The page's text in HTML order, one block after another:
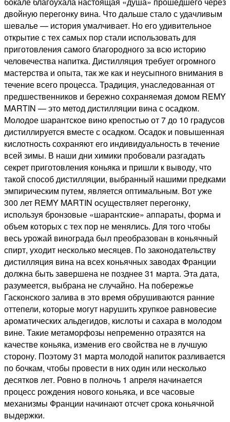
двойную перегонку вина. Что дальше стало с удачливым
шевалье — история умалчивает. Но его удивительное
открытие с тех самых пор стали использовать для
приготовления самого благородного за всю историю
человечества напитка. Дистилляция требует огромного
мастерства и опыта, так же как и неусыпного внимания в
течение всего процесса. Традиция, унаследованная от
предшественников и бережно сохраняемая домом REMY
MARTIN — это метод дистилляции вина с осадком.
Молодое шарантское вино крепостью от 7 до 10 градусов
дистиллируется вместе с осадком. Осадок и повышенная
кислотность сохраняют его индивидуальность в течение
всей зимы. В наши дни химики пробовали разгадать
секрет приготовления коньяка и пришли к выводу, что
такой способ дистилляции, выбранный нашими предками
эмпирическим путем, является оптимальным. Вот уже
300 лет REMY MARTIN осуществляет перегонку,
используя бронзовые «шарантские» аппараты, форма и
объем которых с тех пор не менялись. Для того чтобы
весь урожай винограда был преобразован в коньячный
спирт, уходит несколько месяцев. По законодательству
дистилляция вина на всех коньячных заводах Франции
должна быть завершена не позднее 31 марта. Эта дата,
разумеется, выбрана не случайно. На побережье
Гасконского залива в это время обрушиваются ранние
оттепели, которые могут нарушить хрупкое равновесие
ароматических альдегидов, кислоты и сахара в молодом
вине. Такие метаморфозы непременно отразятся на
качестве коньяка, изменив его свойства не в лучшую
сторону. Поэтому 31 марта молодой напиток разливается
по бочкам, чтобы провести в них один или несколько
десятков лет. Ровно в полночь 1 апреля начинается
процесс рождения нового коньяка, и все часовые
механизмы Франции начинают отсчет срока коньячной
выдержки.